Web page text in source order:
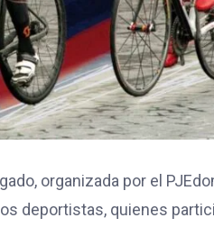
organizada por el
deportistas, quienes